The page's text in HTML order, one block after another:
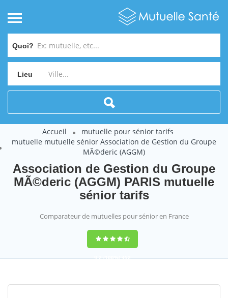
Quoi?
Lieu
Accueil
mutuelle pour sénior tarifs
mutuelle mutuelle sénior Association de Gestion du Groupe
MÃ©deric (AGGM)
Association de Gestion du Groupe
MÃ©deric (AGGM) PARIS mutuelle
sénior tarifs
Comparateur de mutuelles pour sénior en France
9,2(100%)452